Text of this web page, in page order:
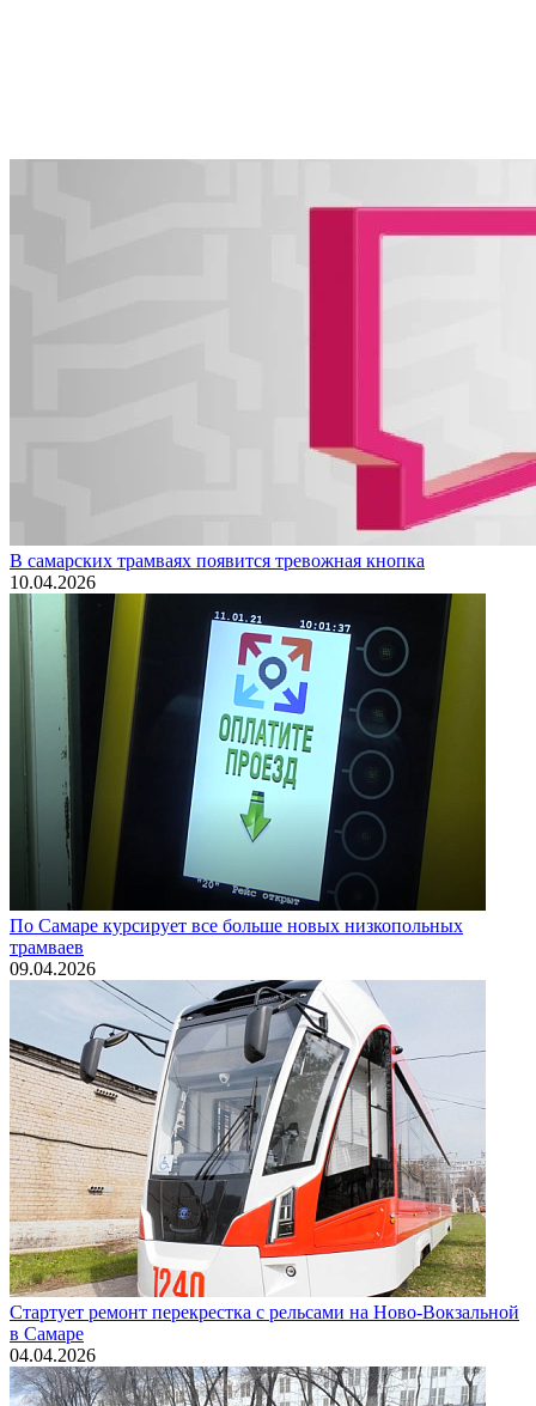
В самарских трамваях появится тревожная кнопка
10.04.2026
По Самаре курсирует все больше новых низкопольных
трамваев
09.04.2026
Стартует ремонт перекрестка с рельсами на Ново-Вокзальной
в Самаре
04.04.2026